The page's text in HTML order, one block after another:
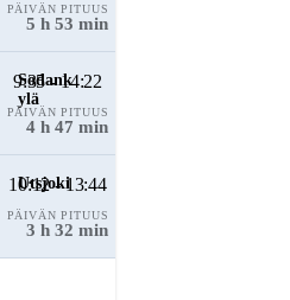
PÄIVÄN PITUUS
5 h 53 min
9:35 - 14:22
PÄIVÄN PITUUS
4 h 47 min
10:12 - 13:44
PÄIVÄN PITUUS
3 h 32 min